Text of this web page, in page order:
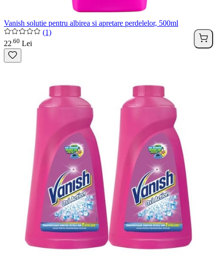
Vanish solutie pentru albirea si apretare perdelelor, 500ml
(1)
22 60 Lei